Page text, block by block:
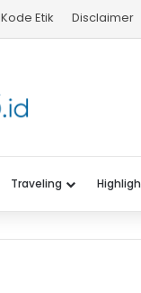
Kode Etik Disclaimer
Traveling